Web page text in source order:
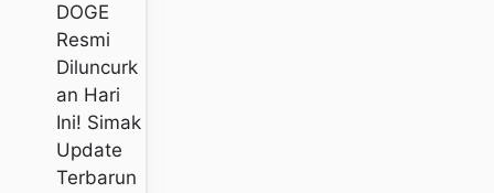
DOGE
Resmi
Diluncurk
An Hari
Ini! Simak
Update
Terbarun